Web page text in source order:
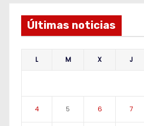
Últimas noticias
L M X J
4 5 6 7